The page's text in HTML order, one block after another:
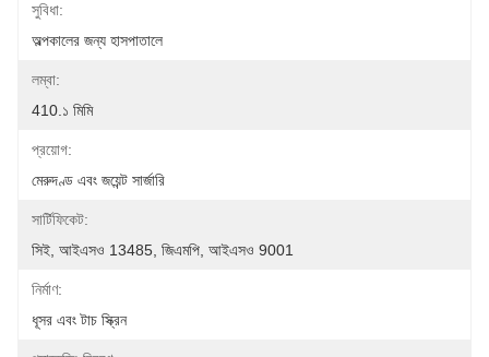
সুবিধা:
অল্পকালের জন্য হাসপাতালে
লম্বা:
410.১ মিমি
প্রয়োগ:
মেরুদণ্ড এবং জয়েন্ট সার্জারি
সার্টিফিকেট:
সিই, আইএসও 13485, জিএমপি, আইএসও 9001
নির্মাণ:
ধূসর এবং টাচ স্ক্রিন